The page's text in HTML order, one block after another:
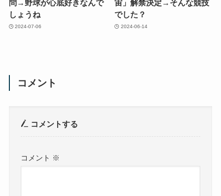
問→野球が心底好きなんで
しょうね
2024-07-06
宙」解禁決定→そんな競技
でした？
2024-06-14
コメント
コメントする
コメント ※